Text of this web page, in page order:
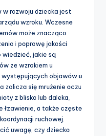
w rozwoju dziecka jest
wzroku. Wczesne
może znacząco
i poprawę jakości
wiedzieć, jakie są
ze wzrokiem u
występujących objawów u
zalicza się mrużenie oczu
z bliska lub daleka,
łzawienie, a także częste
ruchowej.
uwagę, czy dziecko